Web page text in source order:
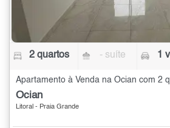
2 quartos - suíte 1
Apartamento à Venda na Ocian com 2
Ocian
Litoral - Praia Grande